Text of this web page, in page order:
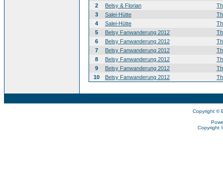
2
Belsy & Florian
3
Salei-Hütte
4
Salei-Hütte
5
Belsy Fanwanderung 2012
6
Belsy Fanwanderung 2012
7
Belsy Fanwanderung 2012
8
Belsy Fanwanderung 2012
9
Belsy Fanwanderung 2012
10
Belsy Fanwanderung 2012
Copyright ©
Copyright